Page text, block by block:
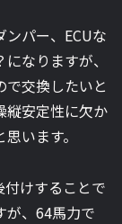
パー、ECUな
なりますが、
交換したいと
縦安定性に欠か
います。
付けすることで
が、64馬力で